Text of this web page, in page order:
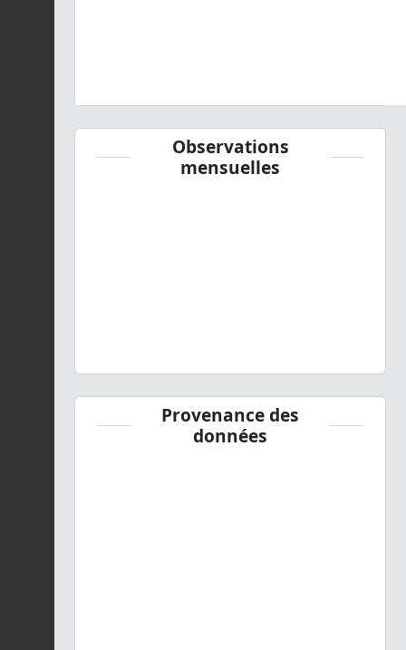
Observations
mensuelles
Provenance des
données